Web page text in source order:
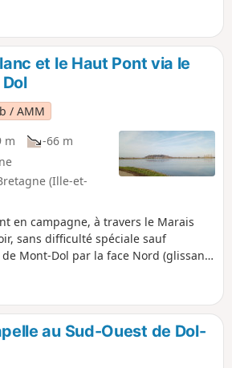
un passage dans la campagne plus
du Menhir du Champ Dolent et la
et le Haut Pont via le
/ AMM
m
-66 m
(Ille-et-
en campagne, à travers le Marais
sans difficulté spéciale sauf
Mont-Dol par la face Nord (glissant
le Chemin Vert entre Dol de
Belle vue sur le Marais Blanc et de la
du haut du tertre de Mont Dol.
au Sud-Ouest de Dol-